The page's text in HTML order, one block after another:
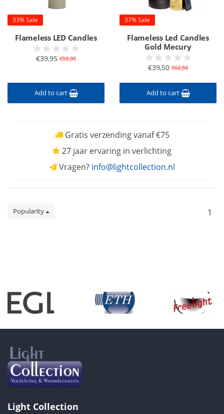
33% Sale
Flameless LED Candles
€39,95 €59,95
Add to cart
37% Sale
Flameless Led Candles
Gold Mecury
€39,50 €62,50
Add to cart
Gratis verzending vanaf €75
27 jaar ervaring in verlichting
Vragen? info@lightcollection.nl
Popularity 1
Light Collection